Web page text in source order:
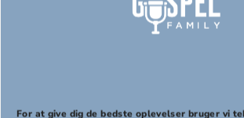
For at give dig de bedste oplevelser bruger vi
nodesættet,